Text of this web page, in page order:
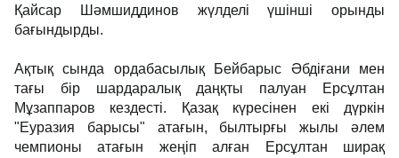
Қайсар Шәмшиддинов жүлделі үшінші орынды
бағындырды.
Ақтық сында ордабасылық Бейбарыс Әбдіғани мен
тағы бір шардаралық даңқты палуан Ерсұлтан
Мұзаппаров кездесті. Қазақ күресінен екі дүркін
"Еуразия барысы" атағын, былтырғы жылы әлем
чемпионы атағын жеңіп алған Ерсұлтан ширақ